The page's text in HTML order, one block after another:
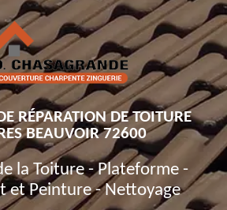
RÉPARATION DE TOITURE
BEAUVOIR 72600
la Toiture - Plateforme -
et Peinture - Nettoyage